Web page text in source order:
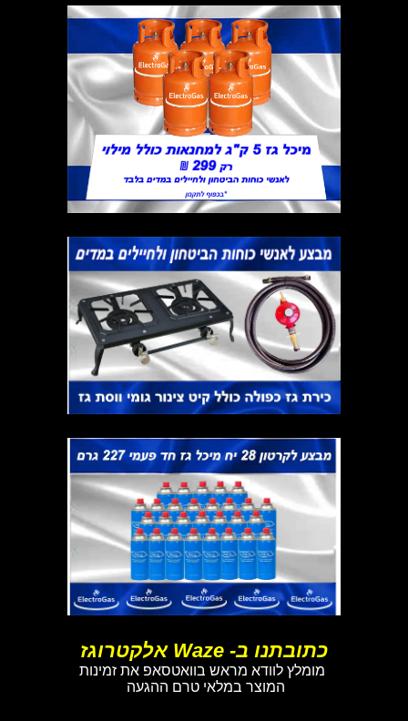
כתובתנו ב- Waze אלקטרוגז
מומלץ לוודא מראש בוואטסאפ את זמינות
המוצר במלאי טרם ההגעה